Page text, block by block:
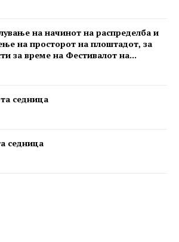
на начинот на распределба и
на просторот на плоштадот, за
за време на Фестивалот на...
седница
седница